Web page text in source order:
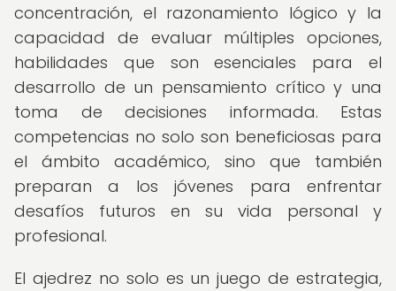
concentración, el razonamiento lógico y la
capacidad de evaluar múltiples opciones,
habilidades que son esenciales para el
desarrollo de un pensamiento crítico y una
toma de decisiones informada. Estas
competencias no solo son beneficiosas para
el ámbito académico, sino que también
preparan a los jóvenes para enfrentar
desafíos futuros en su vida personal y
profesional.
El ajedrez no solo es un juego de estrategia,